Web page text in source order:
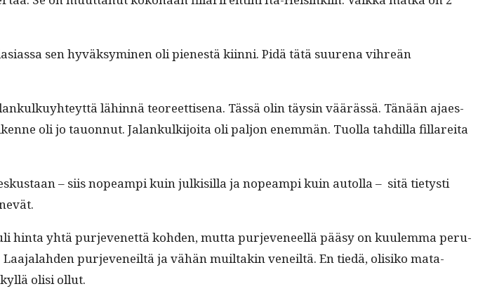
sen hyväksymi­nen oli pien­estä kiin­ni. Pidä tätä suure­na vihreän
lähin­nä teo­reet­tise­na. Tässä olin täysin väärässä. Tänään ajaes­
oli jo tauon­nut. Jalankulk­i­joi­ta oli paljon enem­män. Tuol­la tahdil­la fil­lare­i­ta
– siis nopeampi kuin julk­isil­la ja nopeampi kuin autol­la – sitä tietysti
hin­ta yhtä pur­jevenet­tä kohden, mut­ta pur­jeve­neel­lä pääsy on kuulem­ma peru­
pur­jeveneiltä ja vähän muil­takin veneiltä. En tiedä, olisiko mata­
olisi ollut.